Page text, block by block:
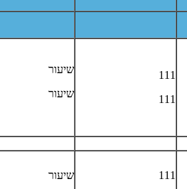
111
111
שיעור
שיעור
111 שיעור